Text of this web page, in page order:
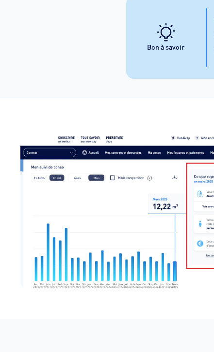
Bon à savoir